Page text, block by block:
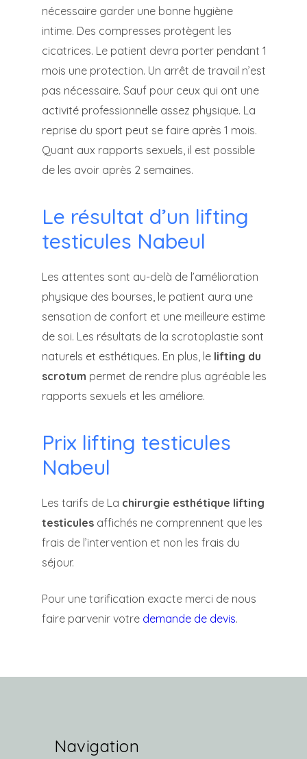
nécessaire garder une bonne hygiène
intime. Des compresses protègent les
cicatrices. Le patient devra porter pendant 1
mois une protection. Un arrêt de travail n’est
pas nécessaire. Sauf pour ceux qui ont une
activité professionnelle assez physique. La
reprise du sport peut se faire après 1 mois.
Quant aux rapports sexuels, il est possible
de les avoir après 2 semaines.
Le résultat d’un lifting
testicules Nabeul
Les attentes sont au-delà de l’amélioration
physique des bourses, le patient aura une
sensation de confort et une meilleure estime
de soi. Les résultats de la scrotoplastie sont
naturels et esthétiques. En plus, le lifting du
scrotum permet de rendre plus agréable les
rapports sexuels et les améliore.
Prix lifting testicules
Nabeul
Les tarifs de La chirurgie esthétique lifting
testicules affichés ne comprennent que les
frais de l’intervention et non les frais du
séjour.
Pour une tarification exacte merci de nous
faire parvenir votre demande de devis.
Navigation